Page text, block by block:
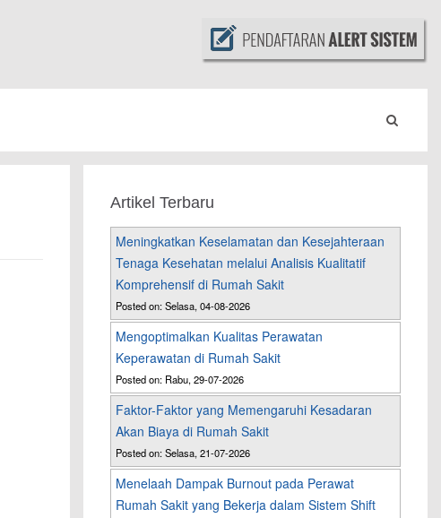
Artikel Terbaru
Meningkatkan Keselamatan dan Kesejahteraan
Tenaga Kesehatan melalui Analisis Kualitatif
Komprehensif di Rumah Sakit
Posted on: Selasa, 04-08-2026
Mengoptimalkan Kualitas Perawatan
Keperawatan di Rumah Sakit
Posted on: Rabu, 29-07-2026
Faktor-Faktor yang Memengaruhi Kesadaran
Akan Biaya di Rumah Sakit
Posted on: Selasa, 21-07-2026
Menelaah Dampak Burnout pada Perawat
Rumah Sakit yang Bekerja dalam Sistem Shift